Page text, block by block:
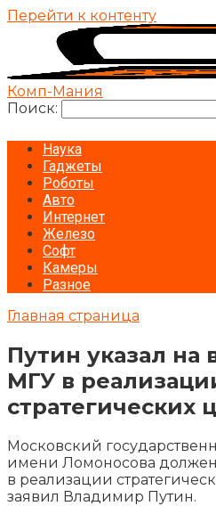
Перейти к контенту
Комп-Мания
Поиск:
Наука
Гаджеты
Роботы
Авто
Интернет
Железо
Софт
Камеры
Разное
Главная страница
Путин указал
МГУ в
стратегических
Московский
имени Ломоносова
в реализации
заявил Владимир Путин.